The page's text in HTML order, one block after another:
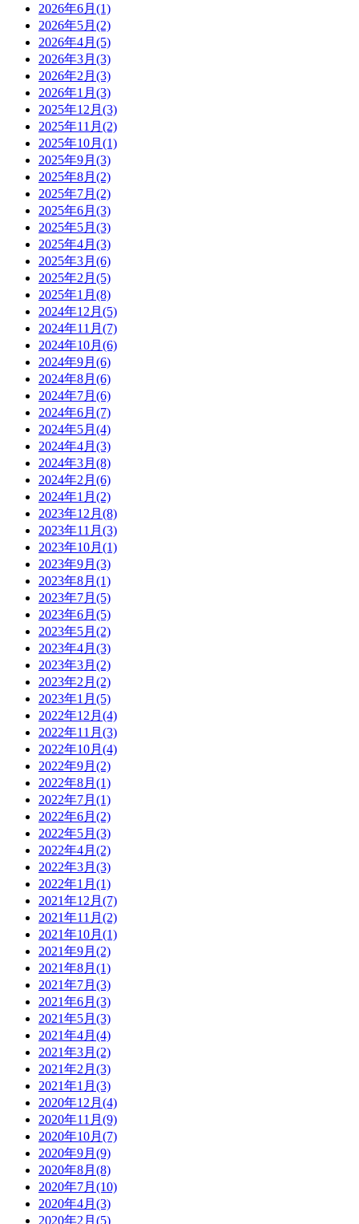
2026年6月(1)
2026年5月(2)
2026年4月(5)
2026年3月(3)
2026年2月(3)
2026年1月(3)
2025年12月(3)
2025年11月(2)
2025年10月(1)
2025年9月(3)
2025年8月(2)
2025年7月(2)
2025年6月(3)
2025年5月(3)
2025年4月(3)
2025年3月(6)
2025年2月(5)
2025年1月(8)
2024年12月(5)
2024年11月(7)
2024年10月(6)
2024年9月(6)
2024年8月(6)
2024年7月(6)
2024年6月(7)
2024年5月(4)
2024年4月(3)
2024年3月(8)
2024年2月(6)
2024年1月(2)
2023年12月(8)
2023年11月(3)
2023年10月(1)
2023年9月(3)
2023年8月(1)
2023年7月(5)
2023年6月(5)
2023年5月(2)
2023年4月(3)
2023年3月(2)
2023年2月(2)
2023年1月(5)
2022年12月(4)
2022年11月(3)
2022年10月(4)
2022年9月(2)
2022年8月(1)
2022年7月(1)
2022年6月(2)
2022年5月(3)
2022年4月(2)
2022年3月(3)
2022年1月(1)
2021年12月(7)
2021年11月(2)
2021年10月(1)
2021年9月(2)
2021年8月(1)
2021年7月(3)
2021年6月(3)
2021年5月(3)
2021年4月(4)
2021年3月(2)
2021年2月(3)
2021年1月(3)
2020年12月(4)
2020年11月(9)
2020年10月(7)
2020年9月(9)
2020年8月(8)
2020年7月(10)
2020年4月(3)
2020年2月(5)